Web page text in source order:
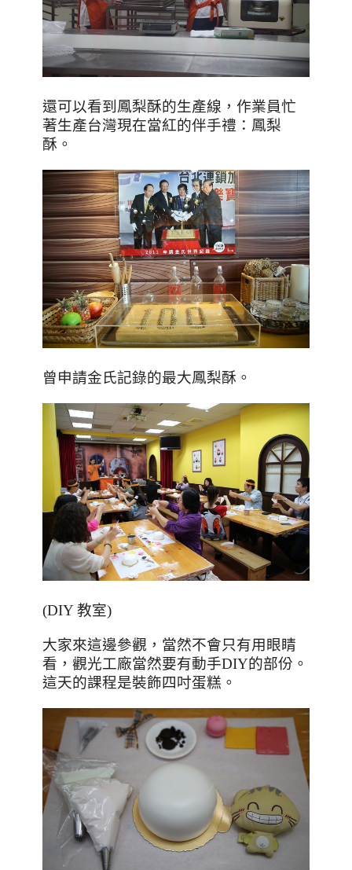
還可以看到鳳梨酥的生產線，作業員忙
著生產台灣現在當紅的伴手禮：鳳梨
酥。
曾申請金氏記錄的最大鳳梨酥。
(DIY 教室)
大家來這邊參觀，當然不會只有用眼睛
看，觀光工廠當然要有動手DIY的部份。
這天的課程是裝飾四吋蛋糕。